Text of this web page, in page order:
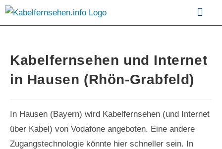
Kabelfernsehen und Internet
in Hausen (Rhön-Grabfeld)
In Hausen (Bayern) wird Kabelfernsehen (und Internet
über Kabel) von Vodafone angeboten. Eine andere
Zugangstechnologie könnte hier schneller sein. In